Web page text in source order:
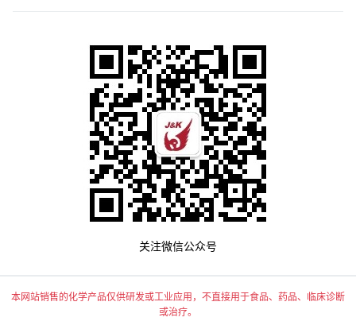
关注微信公众号
本网站销售的化学产品仅供研发或工业应用，不直接用于食品、药品、临床诊断
或治疗。